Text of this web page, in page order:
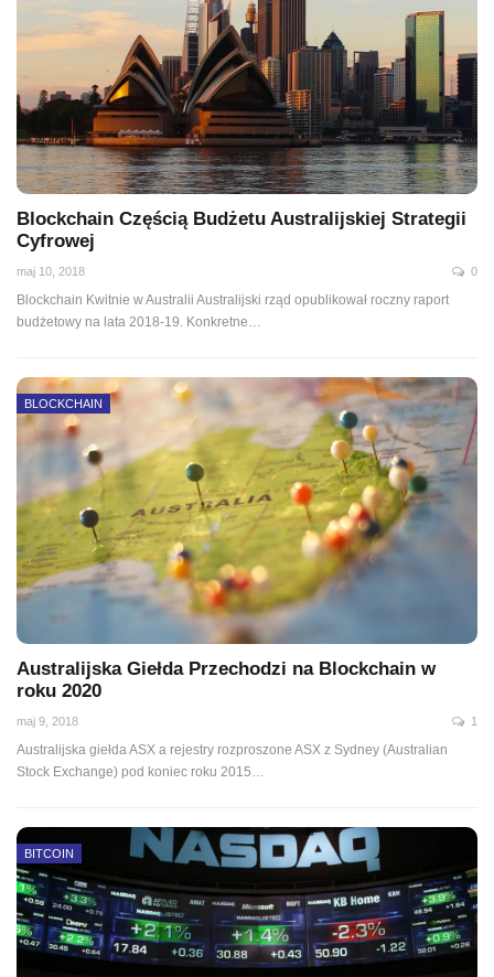
Blockchain Częścią Budżetu Australijskiej Strategii
Cyfrowej
maj 10, 2018 0
Blockchain Kwitnie w Australii Australijski rząd opublikował roczny raport
budżetowy na lata 2018-19. Konkretne…
BLOCKCHAIN
Australijska Giełda Przechodzi na Blockchain w
roku 2020
maj 9, 2018 1
Australijska giełda ASX a rejestry rozproszone ASX z Sydney (Australian
Stock Exchange) pod koniec roku 2015…
BITCOIN